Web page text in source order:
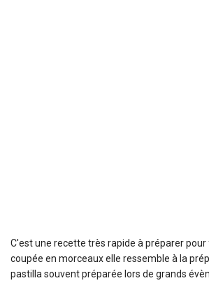
C'est une recette très rapide à préparer
coupée en morceaux elle ressemble à la
pastilla souvent préparée lors de grands